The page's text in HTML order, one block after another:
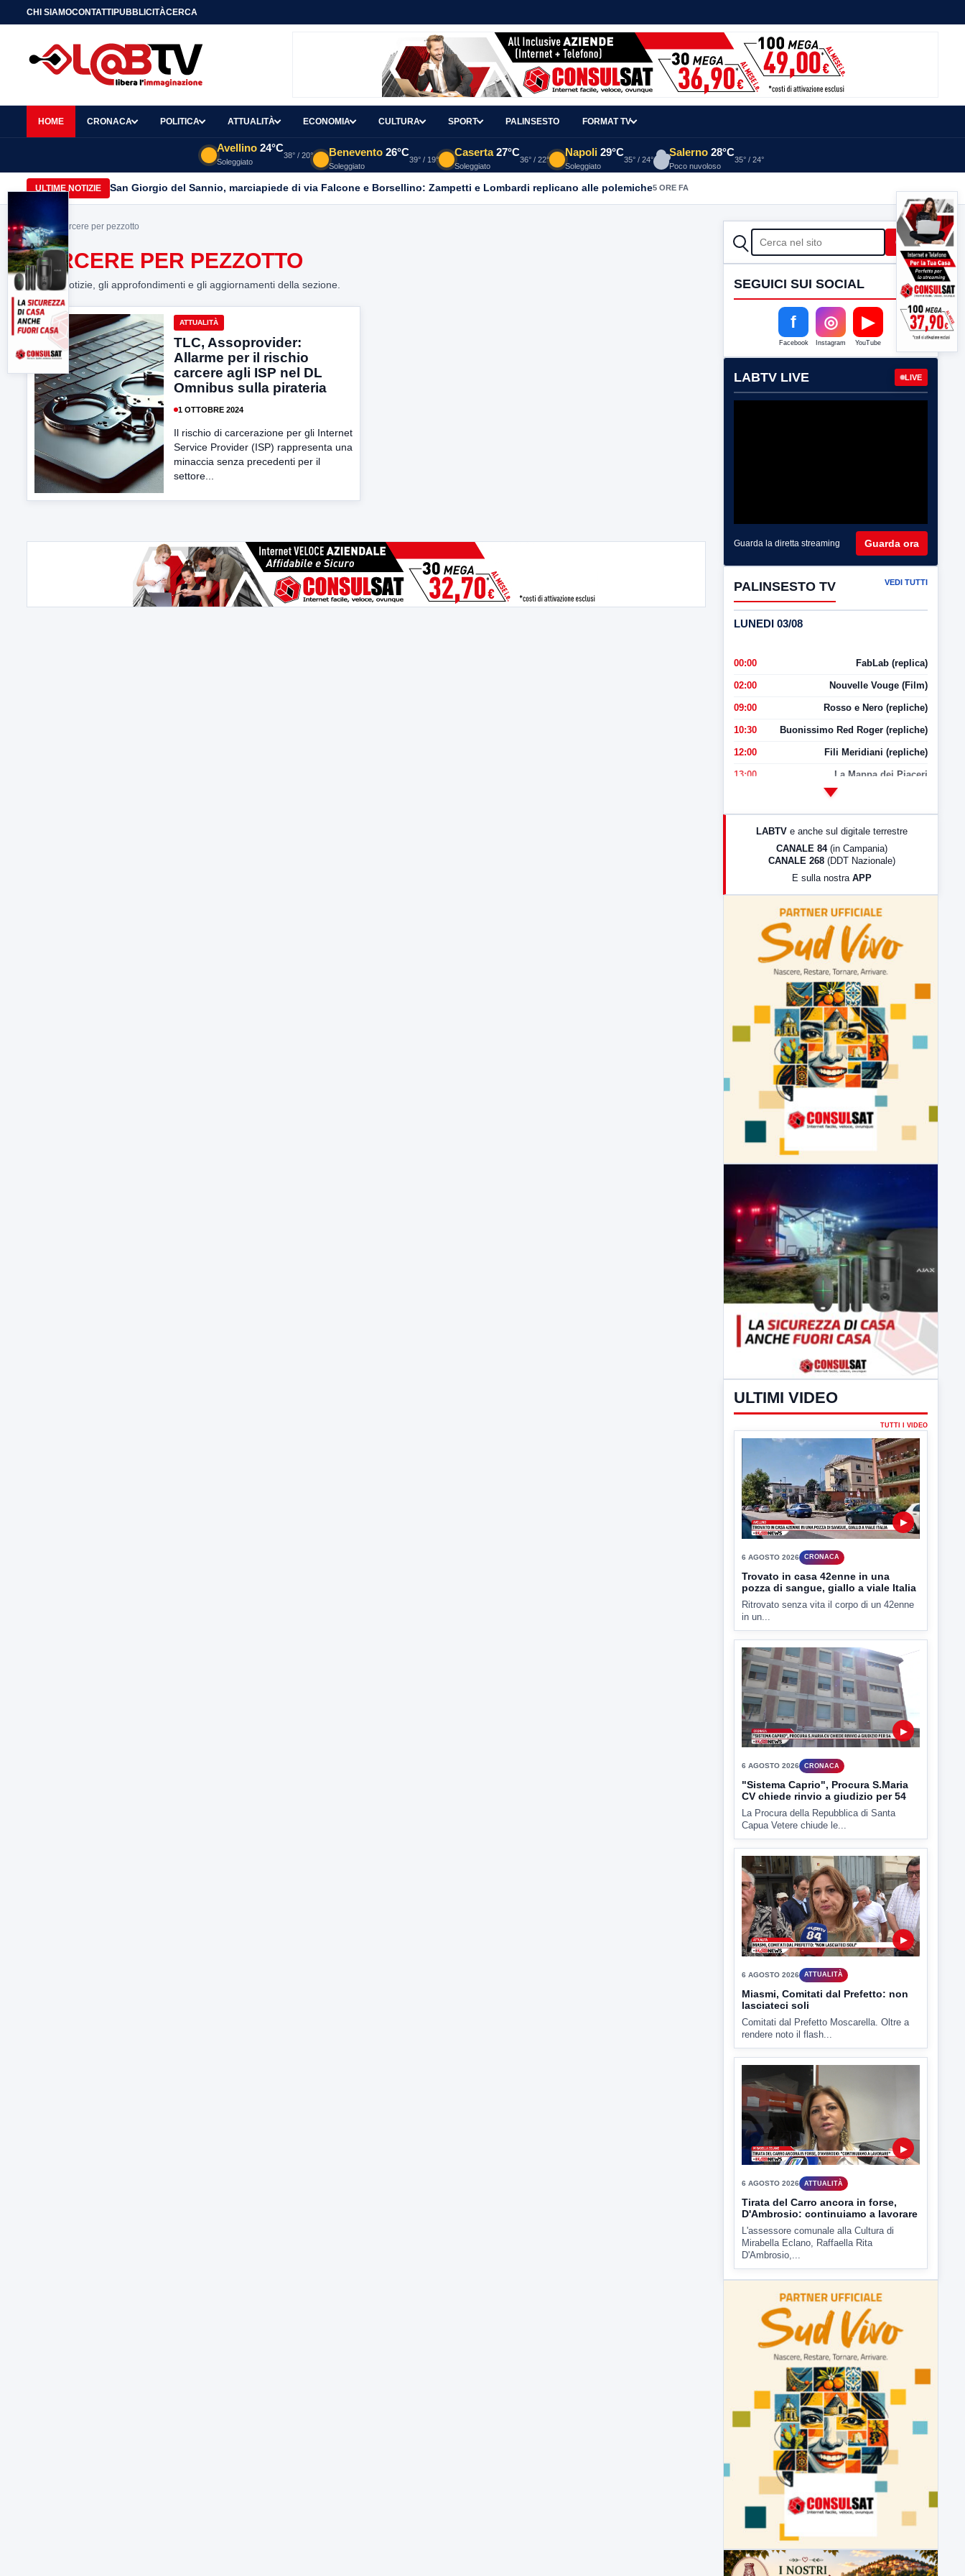
CHI SIAMOCONTATTIPUBBLICITÀCERCA
HOME CRONACA POLITICA ATTUALITÀ ECONOMIA CULTURA SPORT PALINSESTO FORMAT TV
Avellino 24°C
Soleggiato
38° / 20° Benevento 26°C
Soleggiato
39° / 19°
Caserta 27°C
Soleggiato
36° / 22°
Napoli 29°C
Soleggiato
35° / 24°
Salerno 28°C
Poco nuvoloso
35° / 24°
ULTIME NOTIZIE San Giorgio del Sannio, marciapiede di via Falcone e Borsellino: Zampetti e Lombardi replicano alle polemiche5 ORE FA
Home> carcere per pezzotto
CARCERE PER PEZZOTTO
Tutte le notizie, gli approfondimenti e gli aggiornamenti della sezione.
ATTUALITÀ
TLC, Assoprovider:
Allarme per il rischio
carcere agli ISP nel DL
Omnibus sulla pirateria
1 OTTOBRE 2024
Il rischio di carcerazione per gli Internet
Service Provider (ISP) rappresenta una
minaccia senza precedenti per il
settore...
CERCA Cerca
SEGUICI SUI SOCIAL
f
Facebook
◎
Instagram
▶
YouTube
LABTV LIVE LIVE
Guarda la diretta streaming Guarda ora
PALINSESTO TV VEDI TUTTI
LUNEDI 03/08
00:00 FabLab (replica)
02:00 Nouvelle Vouge (Film)
09:00 Rosso e Nero (repliche)
10:30 Buonissimo Red Roger (repliche)
12:00 Fili Meridiani (repliche)
13:00 La Mappa dei Piaceri
LabNews (Diretta)
LabNews (replica)
LABTV e anche sul digitale terrestre
CANALE 84 (in Campania)
CANALE 268 (DDT Nazionale)
E sulla nostra APP
ULTIMI VIDEO
TUTTI I VIDEO
▶
6 AGOSTO 2026 CRONACA
Trovato in casa 42enne in una
pozza di sangue, giallo a viale Italia
Ritrovato senza vita il corpo di un 42enne
in un...
▶
6 AGOSTO 2026
"Sistema Caprio", Procura S.Maria
CV chiede rinvio a giudizio per 54
La Procura della Repubblica di Santa
Capua Vetere chiude le...
▶
6 AGOSTO 2026 ATTUALITÀ
Miasmi, Comitati dal Prefetto: non
lasciateci soli
Comitati dal Prefetto Moscarella. Oltre a
rendere noto il flash...
6 AGOSTO 2026 ATTUALITÀ
Tirata del Carro ancora in forse,
D'Ambrosio: continuiamo a lavorare
L'assessore comunale alla Cultura di
Mirabella Eclano, Raffaella Rita
D'Ambrosio,...